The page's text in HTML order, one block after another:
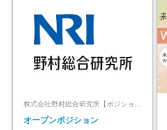
オープンポジション